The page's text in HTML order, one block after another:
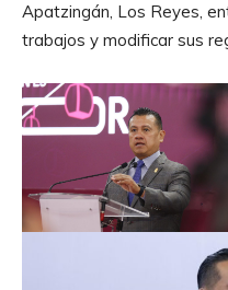
Apatzingán, Los Reyes,
trabajos y modificar sus